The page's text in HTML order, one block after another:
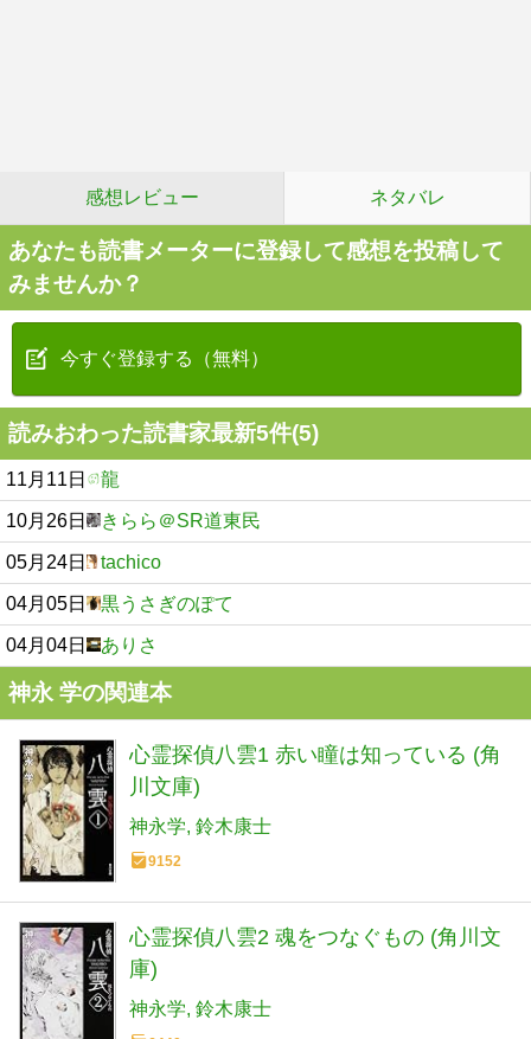
感想レビュー ネタバレ
あなたも読書メーターに登録して感想を投稿して
みませんか？
今すぐ登録する（無料）
読みおわった読書家最新5件(5)
11月11日 龍
10月26日 きらら＠SR道東民
05月24日 tachico
04月05日 黒うさぎのぽて
04月04日 ありさ
神永 学の関連本
心霊探偵八雲1 赤い瞳は知っている (角
川文庫)
神永学 鈴木康士
9152
心霊探偵八雲2 魂をつなぐもの (角川文
庫)
神永学 鈴木康士